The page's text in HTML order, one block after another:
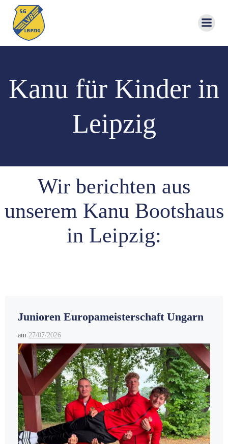
Kanu für Kinder in
Leipzig
Wir berichten aus
unserem Kanu Bootshaus
in Leipzig:
Junioren Europameisterschaft Ungarn
am 27/07/2026